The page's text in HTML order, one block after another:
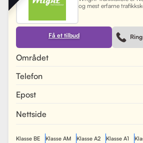
og mest erfarne
Trøndelag. Siden
skolen hatt som mål å
profesjonell og engasjert
trafikopplæring for både
kjøretimer med all
moderne digitale
gjøre det enkelt for
sine trafikklærere.
Les mer
Få et tilbud
Området
Telefon
Epost
Nettside
Klasse BE Klasse AM Klasse A2 Klasse A1